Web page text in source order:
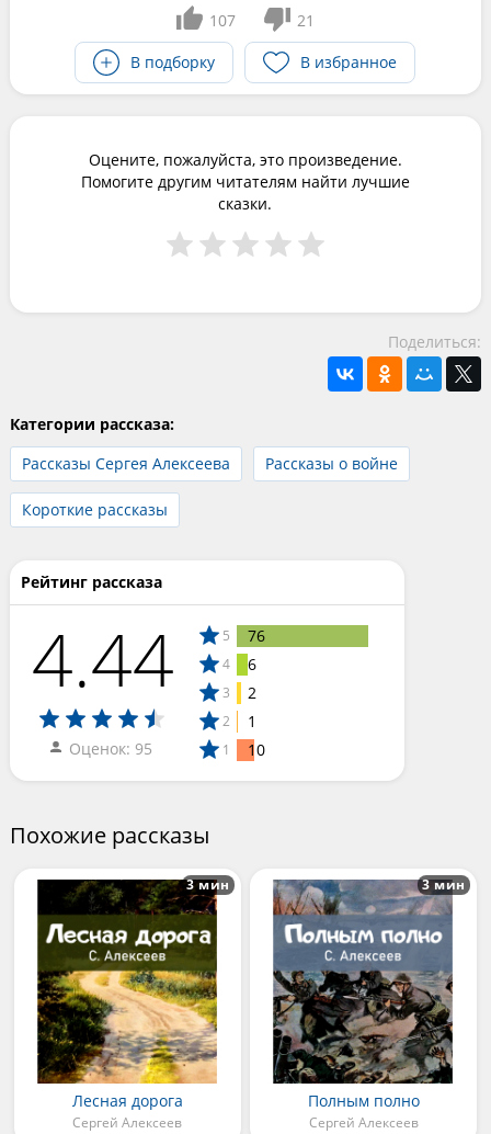
107
21
В подборку
В избранное
Оцените, пожалуйста, это произведение.
Помогите другим читателям найти лучшие
сказки.
Поделиться:
Категории рассказа:
Рассказы Сергея Алексеева
Рассказы о войне
Короткие рассказы
Рейтинг рассказа
4.44
Оценок: 95
5 76
4 6
3 2
2 1
1 10
Похожие рассказы
Лесная дорога
Сергей Алексеев
3 мин
Полным полно
Сергей Алексеев
3 мин